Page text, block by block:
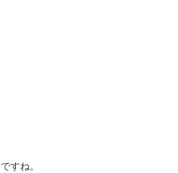
すね。